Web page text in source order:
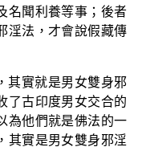
名聞利養等事；後者
淫法，才會說假藏傳
其實就是男女雙身邪
了古印度男女交合的
為他們就是佛法的一
其實是男女雙身邪淫